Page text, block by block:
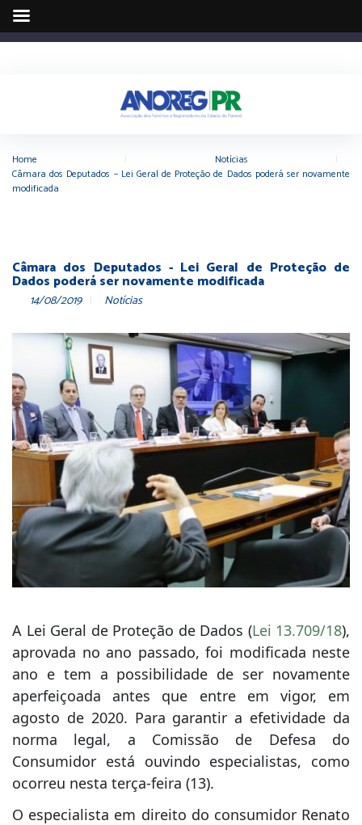
Home Notícias
Câmara dos Deputados – Lei Geral de Proteção de Dados poderá ser novamente
modificada
Câmara dos Deputados - Lei Geral de Proteção de
Dados poderá ser novamente modificada
14/08/2019 Notícias
A Lei Geral de Proteção de Dados (Lei 13.709/18),
aprovada no ano passado, foi modificada neste
ano e tem a possibilidade de ser novamente
aperfeiçoada antes que entre em vigor, em
agosto de 2020. Para garantir a efetividade da
norma legal, a Comissão de Defesa do
Consumidor está ouvindo especialistas, como
ocorreu nesta terça-feira (13).
O especialista em direito do consumidor Renato